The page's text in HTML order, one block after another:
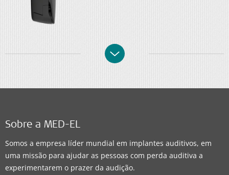
Sobre a MED-EL
Somos a empresa líder mundial em implantes auditivos, em
uma missão para ajudar as pessoas com perda auditiva a
experimentarem o prazer da audição.